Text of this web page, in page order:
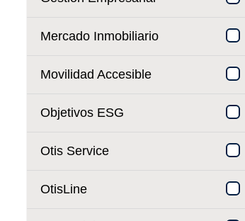
Mercado Inmobiliario
Movilidad Accesible
Objetivos ESG
Otis Service
OtisLine